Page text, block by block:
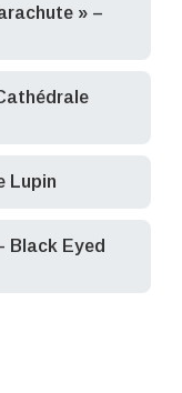
» –
Lupin
Black Eyed